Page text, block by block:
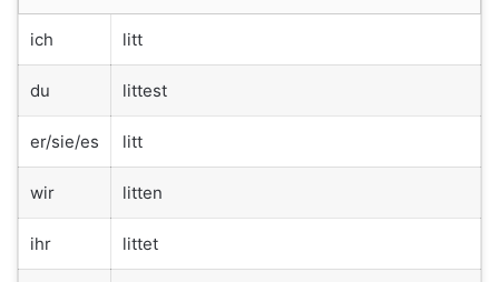
ich litt
du littest
er/sie/es litt
wir litten
ihr littet